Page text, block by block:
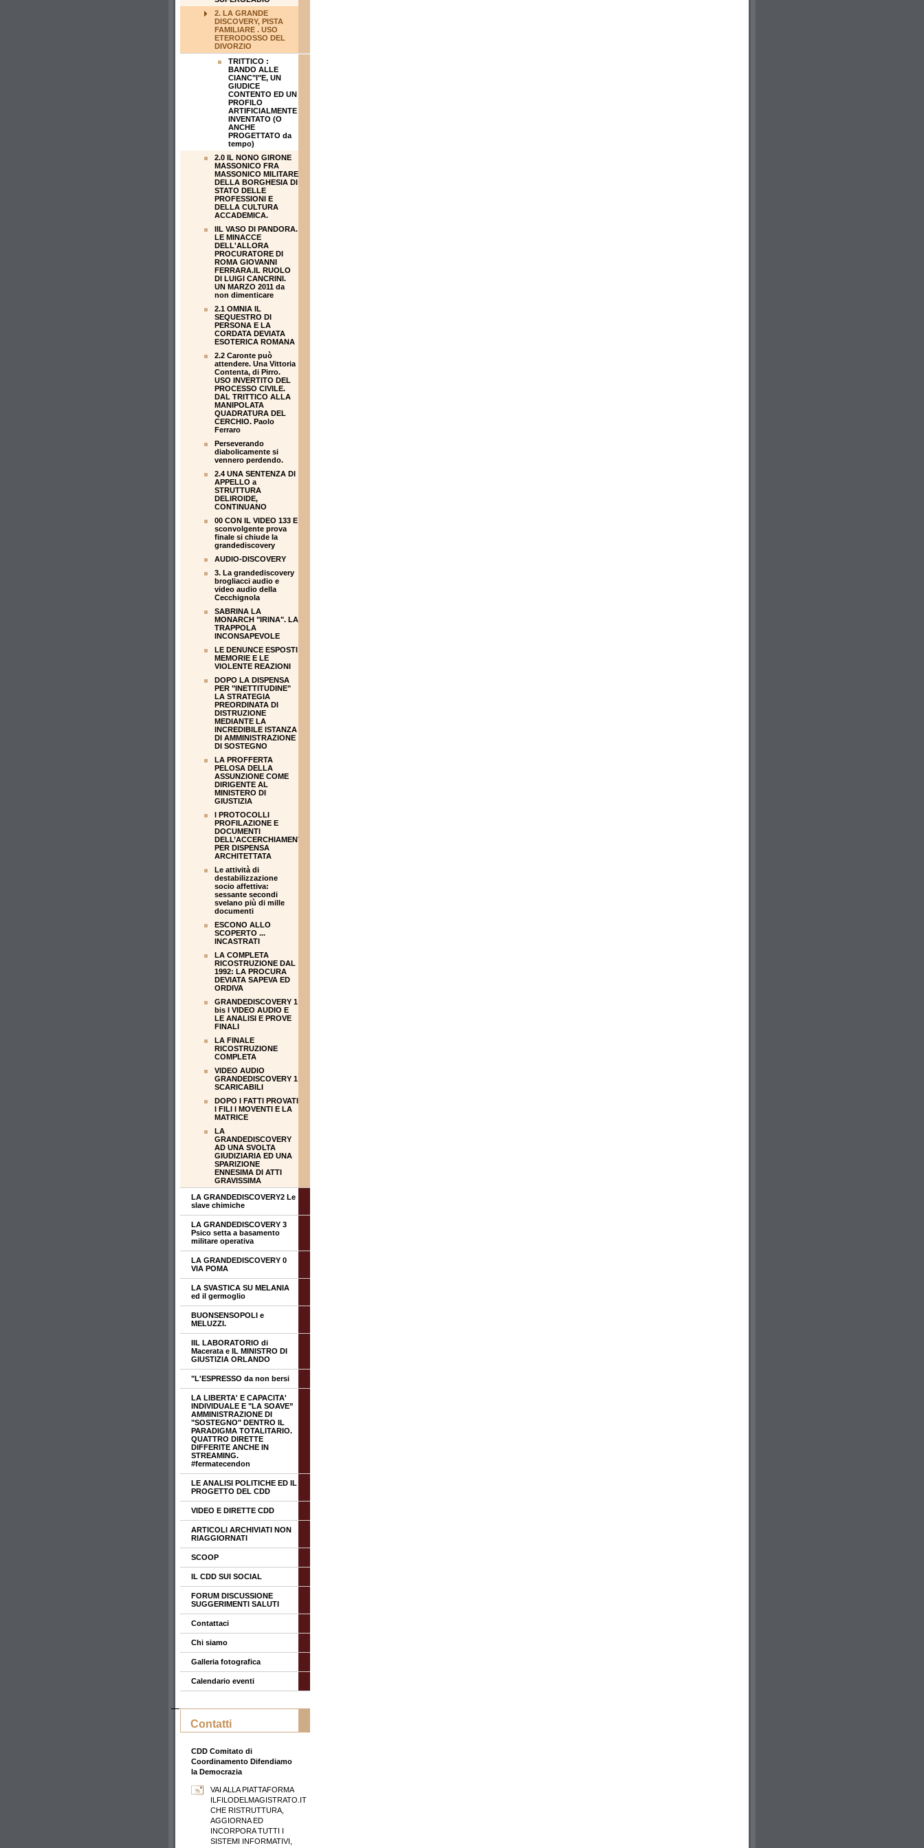
2. LA GRANDE
DISCOVERY, PISTA
FAMILIARE . USO
ETERODOSSO DEL
DIVORZIO
TRITTICO :
BANDO ALLE
CIANC"I"E, UN
GIUDICE
CONTENTO ED UN
PROFILO
ARTIFICIALMENTE
INVENTATO (O
ANCHE
PROGETTATO da
tempo)
2.0 IL NONO GIRONE
MASSONICO FRA
MASSONICO MILITARE
DELLA BORGHESIA DI
STATO DELLE
PROFESSIONI E
DELLA CULTURA
ACCADEMICA.
IIL VASO DI PANDORA.
LE MINACCE
DELL'ALLORA
PROCURATORE DI
ROMA GIOVANNI
FERRARA.IL RUOLO
DI LUIGI CANCRINI.
UN MARZO 2011 da
non dimenticare
2.1 OMNIA IL
SEQUESTRO DI
PERSONA E LA
CORDATA DEVIATA
ESOTERICA ROMANA
2.2 Caronte può
attendere. Una Vittoria
Contenta, di Pirro.
USO INVERTITO DEL
PROCESSO CIVILE.
DAL TRITTICO ALLA
MANIPOLATA
QUADRATURA DEL
CERCHIO. Paolo
Ferraro
Perseverando
diabolicamente si
vennero perdendo.
2.4 UNA SENTENZA DI
APPELLO a
STRUTTURA
DELIROIDE,
CONTINUANO
00 CON IL VIDEO 133 E
sconvolgente prova
finale si chiude la
grandediscovery
AUDIO-DISCOVERY
3. La grandediscovery
brogliacci audio e
video audio della
Cecchignola
SABRINA LA
MONARCH "IRINA". LA
TRAPPOLA
INCONSAPEVOLE
LE DENUNCE ESPOSTI
MEMORIE E LE
VIOLENTE REAZIONI
DOPO LA DISPENSA
PER "INETTITUDINE"
LA STRATEGIA
PREORDINATA DI
DISTRUZIONE
MEDIANTE LA
INCREDIBILE ISTANZA
DI AMMINISTRAZIONE
DI SOSTEGNO
LA PROFFERTA
PELOSA DELLA
ASSUNZIONE COME
DIRIGENTE AL
MINISTERO DI
GIUSTIZIA
I PROTOCOLLI
PROFILAZIONE E
DOCUMENTI
DELL’ACCERCHIAMENTO
PER DISPENSA
ARCHITETTATA
Le attività di
destabilizzazione
socio affettiva:
sessante secondi
svelano più di mille
documenti
ESCONO ALLO
SCOPERTO ...
INCASTRATI
LA COMPLETA
RICOSTRUZIONE DAL
1992: LA PROCURA
DEVIATA SAPEVA ED
ORDIVA
GRANDEDISCOVERY 1
bis I VIDEO AUDIO E
LE ANALISI E PROVE
FINALI
LA FINALE
RICOSTRUZIONE
COMPLETA
VIDEO AUDIO
GRANDEDISCOVERY 1
SCARICABILI
DOPO I FATTI PROVATI
I FILI I MOVENTI E LA
MATRICE
LA
GRANDEDISCOVERY
AD UNA SVOLTA
GIUDIZIARIA ED UNA
SPARIZIONE
ENNESIMA DI ATTI
GRAVISSIMA
LA GRANDEDISCOVERY2 Le
slave chimiche
LA GRANDEDISCOVERY 3
Psico setta a basamento
militare operativa
LA GRANDEDISCOVERY 0
VIA POMA
LA SVASTICA SU MELANIA
ed il germoglio
BUONSENSOPOLI e
MELUZZI.
IIL LABORATORIO di
Macerata e IL MINISTRO DI
GIUSTIZIA ORLANDO
"L'ESPRESSO da non bersi
LA LIBERTA' E CAPACITA'
INDIVIDUALE E "LA SOAVE”
AMMINISTRAZIONE DI
"SOSTEGNO" DENTRO IL
PARADIGMA TOTALITARIO.
QUATTRO DIRETTE
DIFFERITE ANCHE IN
STREAMING.
#fermatecendon
LE ANALISI POLITICHE ED IL
PROGETTO DEL CDD
VIDEO E DIRETTE CDD
ARTICOLI ARCHIVIATI NON
RIAGGIORNATI
SCOOP
IL CDD SUI SOCIAL
FORUM DISCUSSIONE
SUGGERIMENTI SALUTI
Contattaci
Chi siamo
Galleria fotografica
Calendario eventi
Contatti
CDD Comitato di
Coordinamento Difendiamo
la Democrazia
VAI ALLA PIATTAFORMA
ILFILODELMAGISTRATO.IT
CHE RISTRUTTURA,
AGGIORNA ED
INCORPORA TUTTI I
SISTEMI INFORMATIVI,